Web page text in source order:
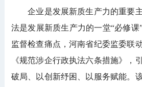
企业是发展新质生产力的重要主
法是发展新质生产力的一堂“必修
监督检查痛点，河南省纪委监委联
《规范涉企行政执法六条措施》，
破局、以创新纾困、以服务赋能。